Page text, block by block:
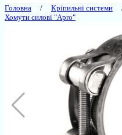
Головна Кріпильні системи
Хомути силові "Apro"